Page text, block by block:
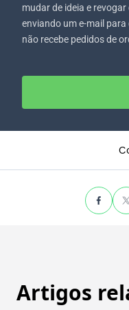
mudar de ideia e
enviando um e-mail
não recebe pedidos de
Artigos